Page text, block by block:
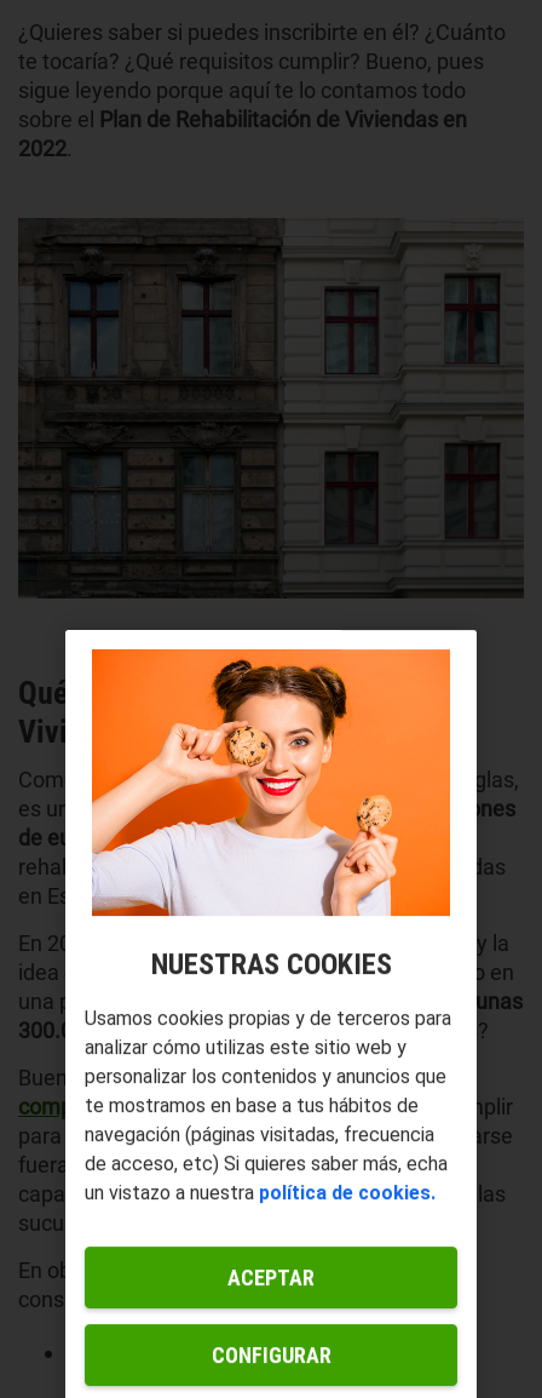
¿Quieres saber si puedes inscribirte en él? ¿Cuánto
te tocaría? ¿Qué requisitos cumplir? Bueno, pues
sigue leyendo porque aquí te lo contamos todo
sobre el
Plan de Rehabilitación de Viviendas en
2022.
Qué es el Plan de Rehabilitación de
Viviendas 2022
Como ya hemos comentado, el PRTR, por sus siglas,
es un paquete de ayudas valorado en3420 millones
de eurosque, de aquí a 2026, permitirá la
rehabilitación de más de medio millón de viviendas
en España (71.000 hogares al año).
En 2019 se intervinieron unas 31.000 viviendas, y la
idea es que para 2030 se esté haciendo lo propio en
una proporción de edificios diez veces superior; unas
300.000 viviendas al año. ¿Por qué tanto interés?
Bueno, España tiene unos
compromisos de eficiencia y emisiones que cumplir
para con sus socios europeos, sino quiere quedarse
fuera de la transformación energética, perder
capacidad de atraer ayudas y ser atractiva para las
suculentas
En objetivos tangibles y relacionados con el
consumo podemos destacar:
Reducir al menos un 30% el consumo de
energía no renovable
NUESTRAS COOKIES
Usamos cookies propias y de terceros para
analizar cómo utilizas este sitio web y
personalizar los contenidos y anuncios que
te mostramos en base a tus hábitos de
navegación (páginas visitadas, frecuencia
de acceso, etc) Si quieres saber más, echa
un vistazo a nuestra política de cookies.
CONFIGURAR
ACEPTAR